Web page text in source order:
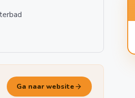
Ga naar website arrow_forward